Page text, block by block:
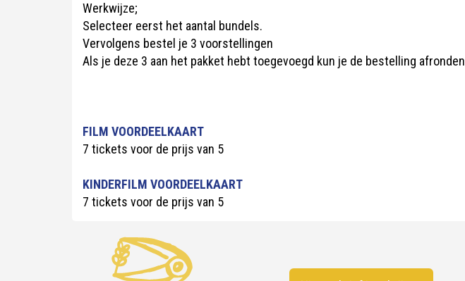
Werkwijze;
Selecteer eerst het aantal bundels.
Vervolgens bestel je 3 voorstellingen
Als je deze 3 aan het pakket hebt toegevoegd kun je de bestelling afronden
FILM VOORDEELKAART
7 tickets voor de prijs van 5
KINDERFILM VOORDEELKAART
7 tickets voor de prijs van 5